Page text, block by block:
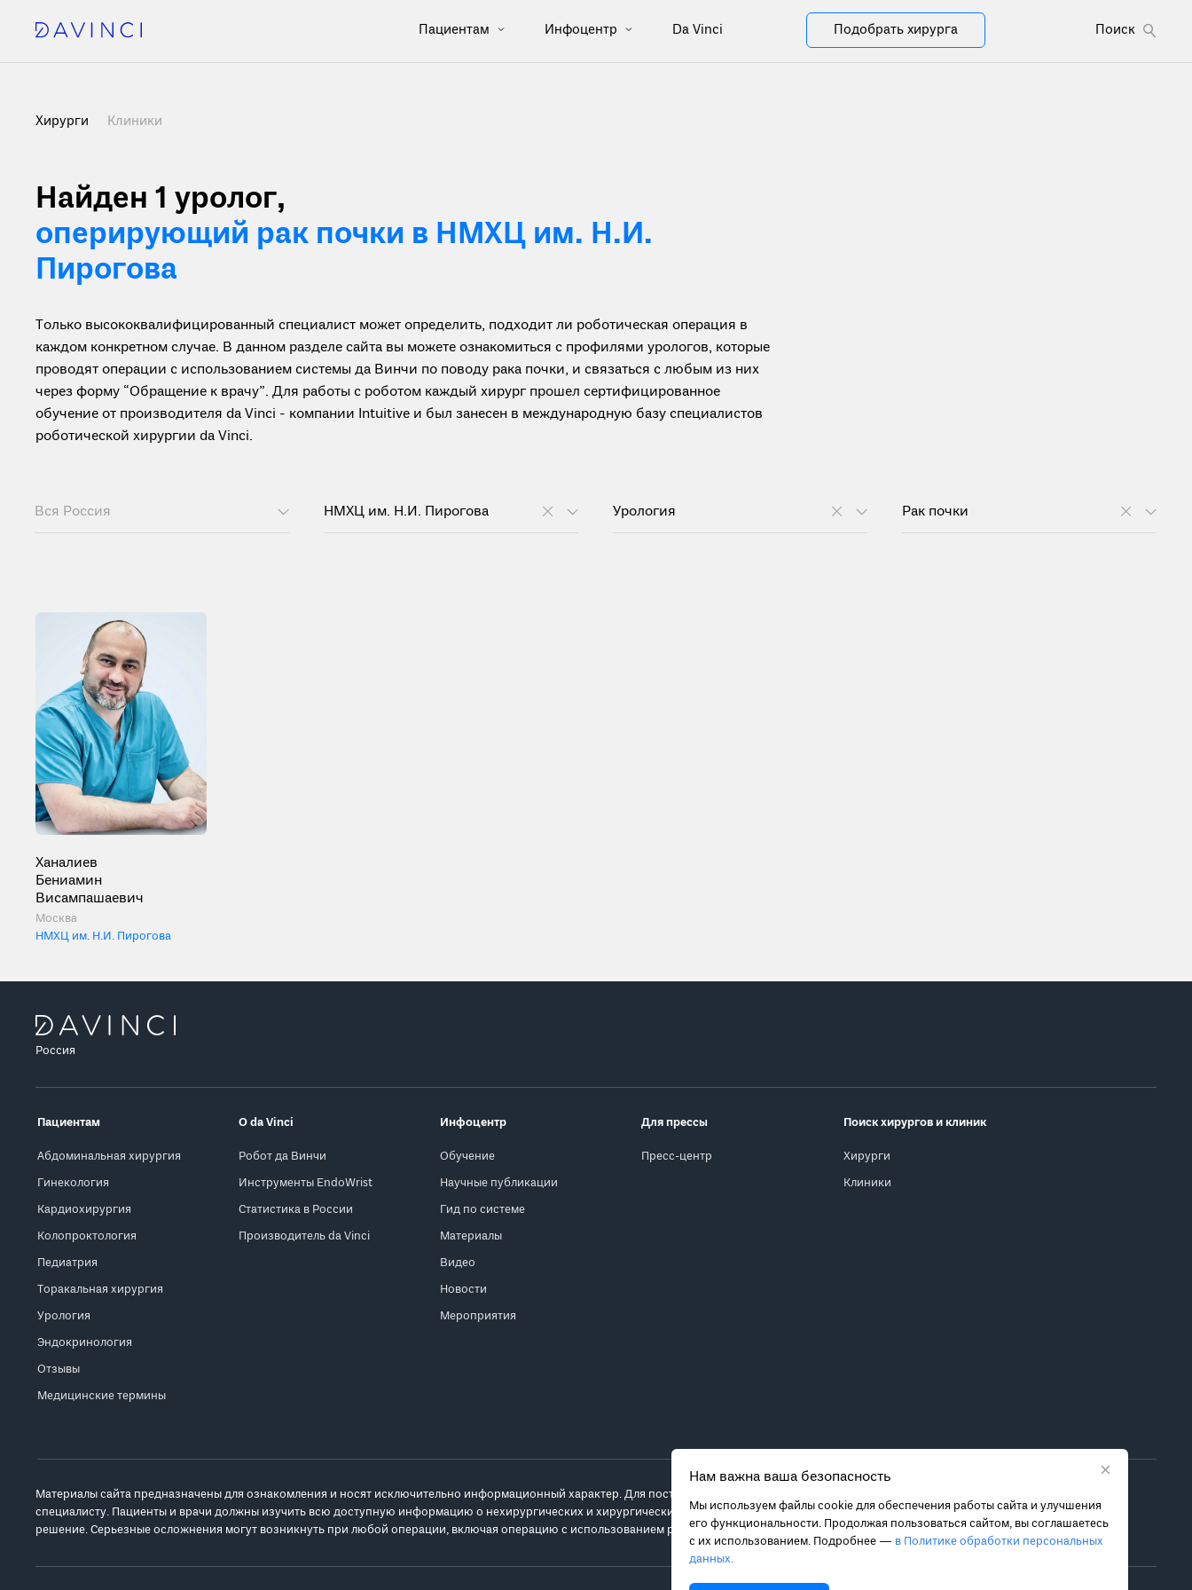
Пациентам Инфоцентр Da Vinci Подобрать хирурга Поиск
Хирурги Клиники
Найден 1 уролог,
оперирующий рак почки в НМХЦ им. Н.И.
Пирогова
Только высококвалифицированный специалист может определить, подходит ли роботическая операция в
каждом конкретном случае. В данном разделе сайта вы можете ознакомиться с профилями урологов, которые
проводят операции с использованием системы да Винчи по поводу рака почки, и связаться с любым из них
через форму “Обращение к врачу”. Для работы с роботом каждый хирург прошел сертифицированное
обучение от производителя da Vinci - компании Intuitive и был занесен в международную базу специалистов
роботической хирургии da Vinci.
Вся Россия НМХЦ им. Н.И. Пирогова Урология Рак почки
Ханалиев
Бениамин
Висампашаевич
Москва
НМХЦ им. Н.И. Пирогова
×
Нам важна ваша безопасность
Мы используем файлы cookie для обеспечения работы сайта и улучшения
его функциональности. Продолжая пользоваться сайтом, вы соглашаетесь
с их использованием. Подробнее — в Политике обработки персональных
данных.
Россия
Пациентам
Абдоминальная хирургия
Гинекология
Кардиохирургия
Колопроктология
Педиатрия
Торакальная хирургия
Урология
Эндокринология
Отзывы
Медицинские термины
О da Vinci
Робот да Винчи
Инструменты EndoWrist
Статистика в России
Производитель da Vinci
Инфоцентр
Обучение
Научные публикации
Гид по системе
Материалы
Видео
Новости
Мероприятия
Для прессы
Пресс-центр
Поиск хирургов и клиник
Хирурги
Клиники
Материалы сайта предназначены для ознакомления и носят исключительно информационный характер. Для постановки диагноза и выбора метода лечения обратитесь за консультацией к
специалисту. Пациенты и врачи должны изучить всю доступную информацию о нехирургических и хирургических вариантах лечения и связанных с ними рисках, чтобы принять обоснованное
решение. Серьезные осложнения могут возникнуть при любой операции, включая операцию с использованием робота da Vinci.